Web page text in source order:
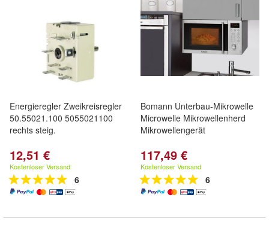
Energieregler Zweikreisregler
50.55021.100 5055021100
rechts steig.
12,51 €
Kostenloser Versand
6
Bomann Unterbau-Mikrowelle
Microwelle Mikrowellenherd
Mikrowellengerät
117,49 €
Kostenloser Versand
6